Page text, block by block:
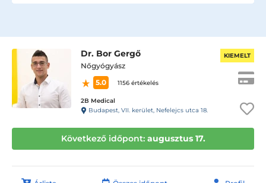
Dr. Bor Gergő
Nőgyógyász
5.0
1156 értékelés
2B Medical
Budapest, VII. kerület, Nefelejcs utca 18.
KIEMELT
Következő időpont: augusztus 17.